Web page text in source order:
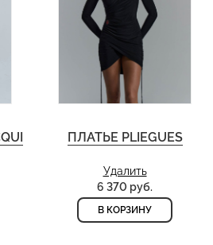
ПЛАТЬЕ PLIEGUES
Удалить
6 370 руб.
В КОРЗИНУ